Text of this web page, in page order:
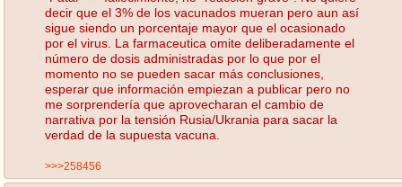
decir que el 3% de los vacunados mueran pero aun así
sigue siendo un porcentaje mayor que el ocasionado
por el virus. La farmaceutica omite deliberadamente el
número de dosis administradas por lo que por el
momento no se pueden sacar más conclusiones,
esperar que información empiezan a publicar pero no
me sorprendería que aprovecharan el cambio de
narrativa por la tensión Rusia/Ukrania para sacar la
verdad de la supuesta vacuna.
>>>258456